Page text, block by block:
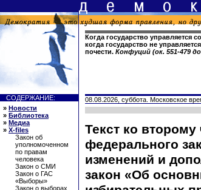
Когда государство управляется
когда государство не
почести. Конфуций (ок. 551-479
СОДЕРЖАНИЕ:
» Новости
» Библиотека
» Медиа
» X-files
Закон об
уполномоченном
по правам
человека
Закон о СМИ
Закон о ГАС
«Выборы»
Закон о выборах
08.08.2026, суббота. Московское
Текст ко
федерального
изменений и
закон «Об